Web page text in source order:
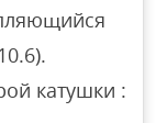
катушки :